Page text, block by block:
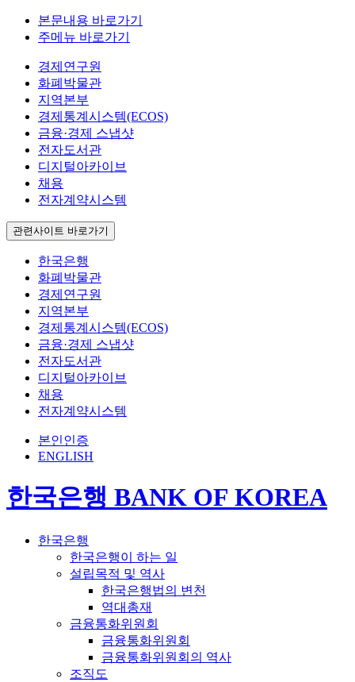
본문내용 바로가기
주메뉴 바로가기
경제연구원
화폐박물관
지역본부
경제통계시스템(ECOS)
금융·경제 스냅샷
전자도서관
디지털아카이브
채용
전자계약시스템
관련사이트 바로가기
한국은행
화폐박물관
경제연구원
지역본부
경제통계시스템(ECOS)
금융·경제 스냅샷
전자도서관
디지털아카이브
채용
전자계약시스템
본인인증
ENGLISH
한국은행 BANK OF KOREA
한국은행
한국은행이 하는 일
설립목적 및 역사
한국은행법의 변천
역대총재
금융통화위원회
금융통화위원회
금융통화위원회의 역사
조직도